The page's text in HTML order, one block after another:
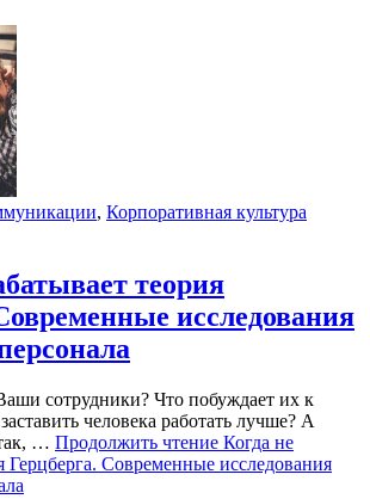
, Корпоративная культура
теория
исследования
сотрудники? Что побуждает их к
человека работать лучше? А
… Продолжить чтение Когда не
Герцберга. Современные исследования